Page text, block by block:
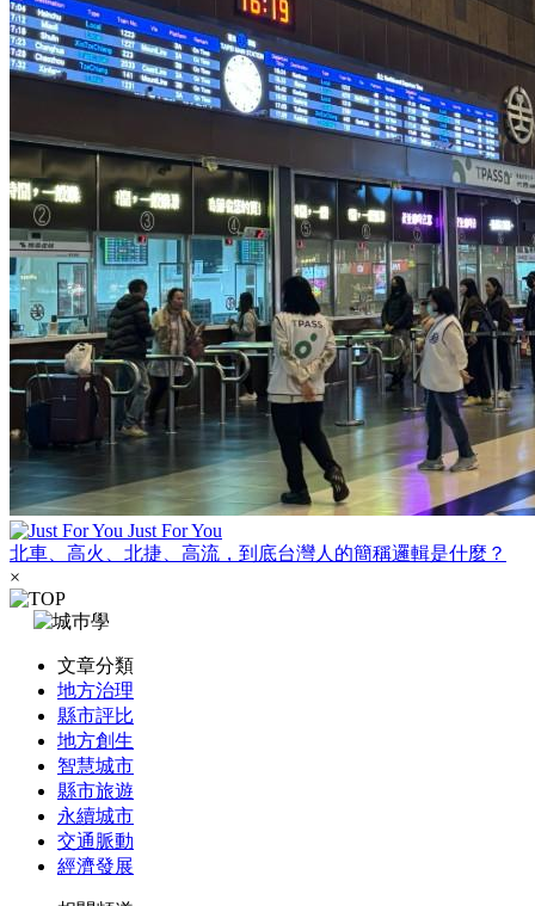
Just For You
北車、高火、北捷、高流，到底台灣人的簡稱邏輯是什麼？
×
文章分類
地方治理
縣市評比
地方創生
智慧城市
縣市旅遊
永續城市
交通脈動
經濟發展